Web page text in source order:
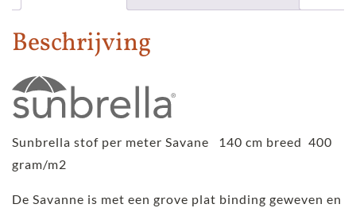
tinten
aantal
Beschrijving
Sunbrella stof per meter Savane 140 cm breed 400
gram/m2
De Savanne is met een grove plat binding geweven en